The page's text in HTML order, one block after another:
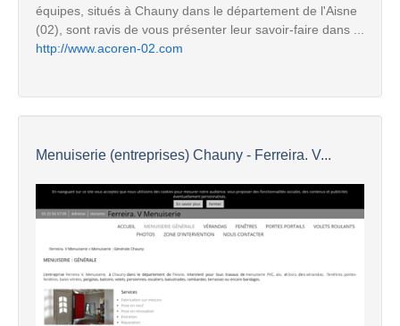
équipes, situés à Chauny dans le département de l'Aisne
(02), sont ravis de vous présenter leur savoir-faire dans ...
http://www.acoren-02.com
Menuiserie (entreprises) Chauny - Ferreira. V...